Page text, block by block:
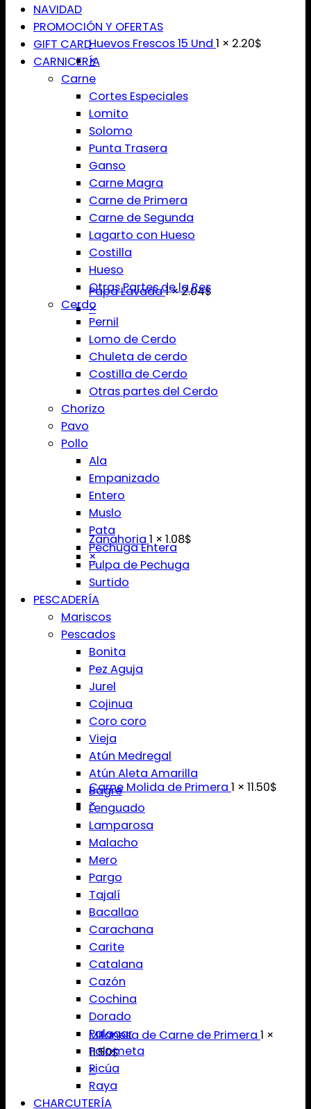
Huevos Frescos 15 Und 1 × 2.20$
×
Papa Lavada1 ×2.04$
×
Zanahoria 1 × 1.08$
×
Carne Molida de Primera 1 × 11.50$
×
Milanesa de Carne de Primera 1 ×
11.50$
×
NAVIDAD
PROMOCIÓN Y OFERTAS
GIFT CARD
CARNICERÍA
Carne
Cortes Especiales
Lomito
Solomo
Punta Trasera
Ganso
Carne Magra
Carne de Primera
Carne de Segunda
Lagarto con Hueso
Costilla
Hueso
Otras Partes de la Res
Cerdo
Pernil
Lomo de Cerdo
Chuleta de cerdo
Costilla de Cerdo
Otras partes del Cerdo
Chorizo
Pavo
Pollo
Ala
Empanizado
Entero
Muslo
Pata
Pechuga Entera
Pulpa de Pechuga
Surtido
PESCADERÍA
Mariscos
Pescados
Bonita
Pez Aguja
Jurel
Cojinua
Coro coro
Vieja
Atún Medregal
Atún Aleta Amarilla
Bagre
Lenguado
Lamparosa
Malacho
Mero
Pargo
Tajalí
Bacallao
Carachana
Carite
Catalana
Cazón
Cochina
Dorado
Palagar
Palometa
Picúa
Raya
CHARCUTERÍA